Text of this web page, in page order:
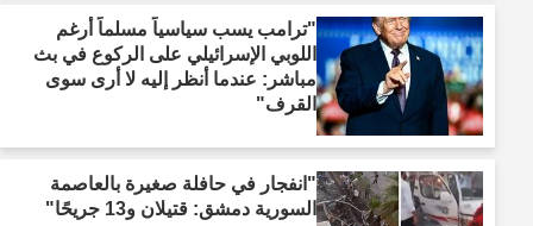
"ترامب يسب سياسياً مسلماً أرغم
اللوبي الإسرائيلي على الركوع في بث
مباشر: عندما أنظر إليه لا أرى سوى
القرف"
"انفجار في حافلة صغيرة بالعاصمة
السورية دمشق: قتيلان و13 جريحًا"